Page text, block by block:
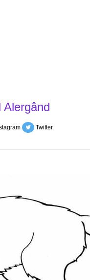
Alergând
Twitter